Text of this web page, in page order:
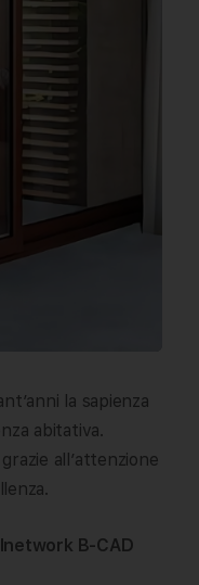
la sapienza
abitativa.
all’attenzione
B-CAD